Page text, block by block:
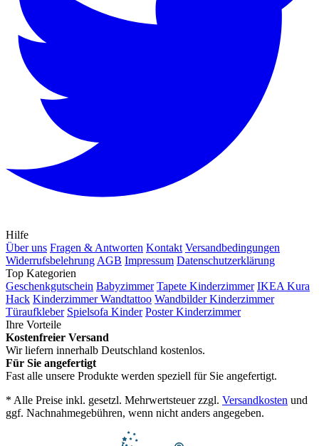
Hilfe
Über uns Fragen & Antworten Kontakt Versandbedingungen
WiderrufsbelehrungAGB Impressum Datenschutzerklärung
Top Kategorien
Geschenkgutschein Babyzimmer Tapete Kinderzimmer IKEA Kura
Hack Kinderzimmer Wandtattoo Wandbilder Kinderzimmer
Türaufkleber Spielsofa Kinder Poster Kinderzimmer
Ihre Vorteile
Kostenfreier Versand
Wir liefern innerhalb Deutschland kostenlos.
Für Sie angefertigt
Fast alle unsere Produkte werden speziell für Sie angefertigt.
* Alle Preise inkl. gesetzl. Mehrwertsteuer zzgl. Versandkosten und
ggf. Nachnahmegebühren, wenn nicht anders angegeben.